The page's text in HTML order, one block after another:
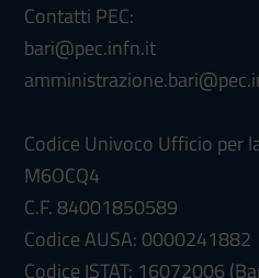
Contatti PEC:
bari@pec.infn.it
Codice Univoco Ufficio per
M6OCQ4
C.F. 84001850589
Codice AUSA: 0000241882
Codice ISTAT: 16072006